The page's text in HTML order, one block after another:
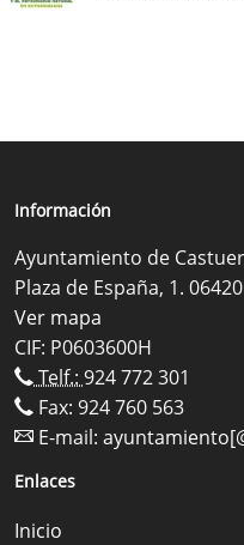
Información
Ayuntamiento de
Plaza de España, 1.
Ver mapa
CIF: P0603600H
Telf.: 924 772 301
Fax: 924 760 563
E-mail:
Enlaces
Inicio